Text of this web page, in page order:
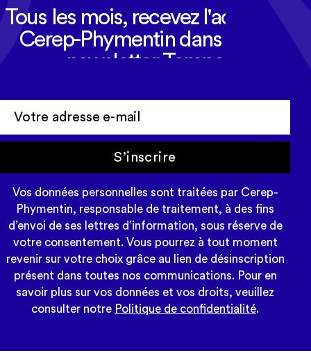
Tous les mois, recevez l'actualité
Cerep-Phymentin dans votre
newsletter Tempo
S’inscrire
Vos données personnelles sont traitées par Cerep-
Phymentin, responsable de traitement, à des fins
d’envoi de ses lettres d’information, sous réserve de
votre consentement. Vous pourrez à tout moment
revenir sur votre choix grâce au lien de désinscription
présent dans toutes nos communications. Pour en
savoir plus sur vos données et vos droits, veuillez
consulter notre Politique de confidentialité.